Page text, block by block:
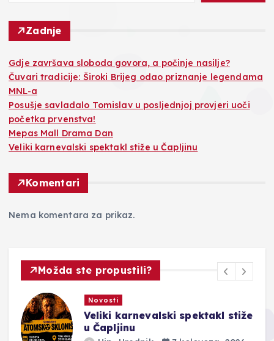
Zadnje
Gdje završava sloboda govora, a počinje nasilje?
Čuvari tradicije: Široki Brijeg odao priznanje legendama
MNL-a
Posušje savladalo Tomislav u posljednjoj provjeri uoči
početka prvenstva!
Mepas Mall Drama Dan
Veliki karnevalski spektakl stiže u Čapljinu
Komentari
Nema komentara za prikaz.
Možda ste propustili?
Novosti
Veliki karnevalski spektakl stiže
u Čapljinu